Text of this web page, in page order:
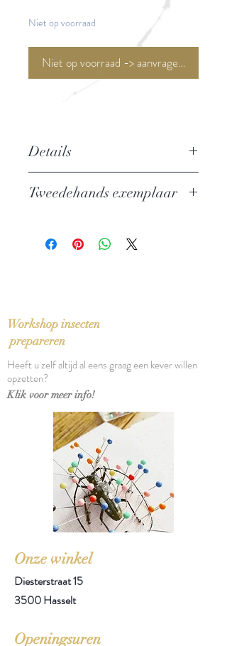
Niet op voorraad
Niet op voorraad -> aanvragen <-
Details
karakter
Taal: Nederlands
Ensink
Bindwijze: Linnend band met
stofomslag
Verschijningsdatum: 1978
Aantal pagina's: 345
Tweedehands exemplaar
rug stofomslag
Workshop insecten
prepareren
Heeft u zelf altijd al eens graag een kever willen
opzetten?
Klik voor meer info!
Onze winkel
Diesterstraat 15
3500 Hasselt
Openingsuren